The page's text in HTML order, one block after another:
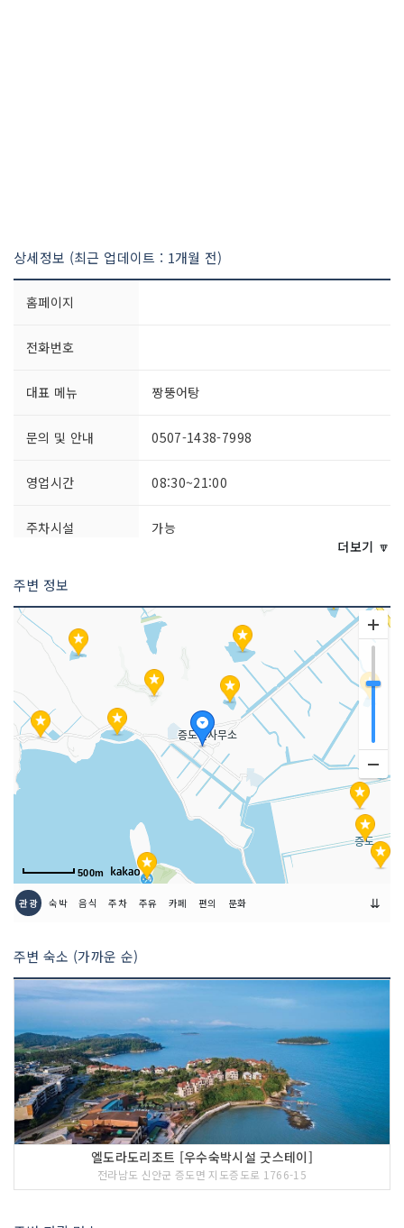
상세정보 (최근 업데이트 : 1개월 전)
홈페이지
전화번호
대표 메뉴 짱뚱어탕
문의 및 안내 0507-1438-7998
영업시간 08:30~21:00
주차시설 가능
취급 메뉴 백합탕 / 낙지볶음 / 낙지백합탕 등
인허가번호 20010531001
더보기 🔽
주변 정보
500m
관광 숙박 음식 주차 주유 카페 편의 문화 ⇊
주변 숙소 (가까운 순)
엘도라도리조트 [우수숙박시설 굿스테이]
전라남도 신안군 증도면 지도증도로 1766-15